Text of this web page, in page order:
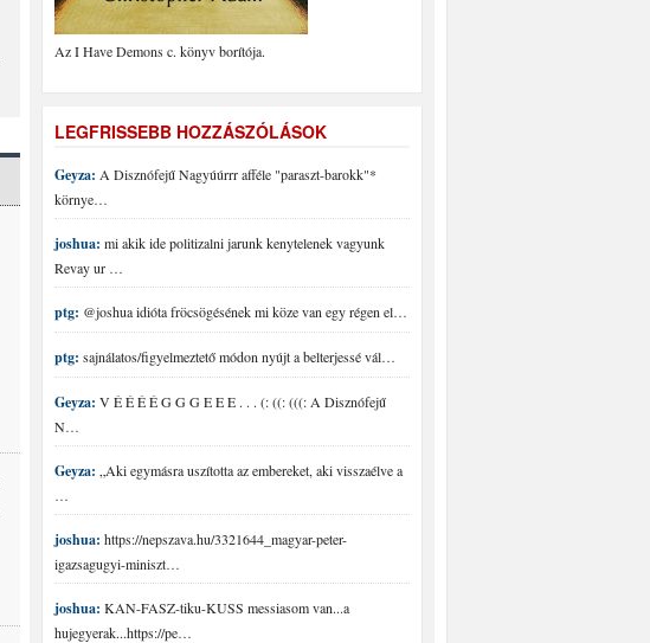
Az I Have Demons c. könyv borítója.
LEGFRISSEBB HOZZÁSZÓLÁSOK
Geyza: A Disznófejű Nagyúúrrr afféle "paraszt-barokk"*
környe…
joshua: mi akik ide politizalni jarunk kenytelenek vagyunk
Revay ur …
ptg: @joshua idióta fröcsögésének mi köze van egy régen el…
ptg: sajnálatos/figyelmeztető módon nyújt a belterjessé vál…
Geyza: V É É É É G G G E E E . . . (: ((: (((: A Disznófejű
N…
Geyza: „Aki egymásra uszította az embereket, aki visszaélve a
…
joshua: https://nepszava.hu/3321644_magyar-peter-
igazsagugyi-miniszt…
joshua: KAN-FASZ-tiku-KUSS messiasom van...a
hujegyerak...https://pe…